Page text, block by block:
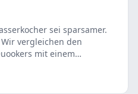
sei sparsamer.
vergleichen den
mit einem